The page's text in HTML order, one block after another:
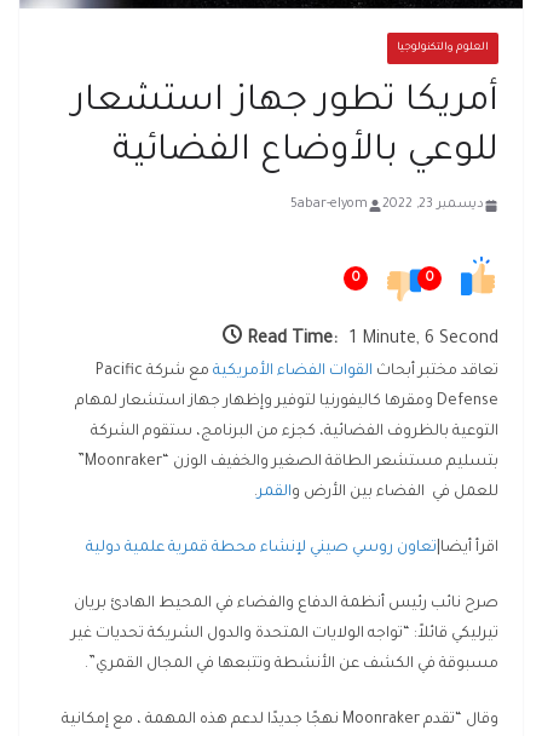
العلوم والتكنولوجيا
أمريكا تطور جهاز استشعار
للوعي بالأوضاع الفضائية
ديسمبر 23, 2022 5abar-elyom
0
0
Read Time: 1 Minute, 6 Second
تعاقد مختبر أبحاث القوات الفضاء الأمريكية
مع شركة Pacific
Defense ومقرها كاليفورنيا لتوفير وإظهار جهاز استشعار لمهام
التوعية بالظروف الفضائية، كجزء من البرنامج، ستقوم الشركة
للعمل في الفضاء بين الأرض والقمر.
اقرأ أيضا| تعاون روسي صيني لإنشاء محطة قمرية علمية دولية
صرح نائب رئيس أنظمة الدفاع والفضاء في المحيط الهادئ بريان
تيرليكي قائلاً: “تواجه الولايات المتحدة والدول الشريكة تحديات غير
مسبوقة في الكشف عن الأنشطة وتتبعها في المجال القمري”.
وقال “تقدم Moonraker نهجًا جديدًا لدعم هذه المهمة ، مع إمكانية